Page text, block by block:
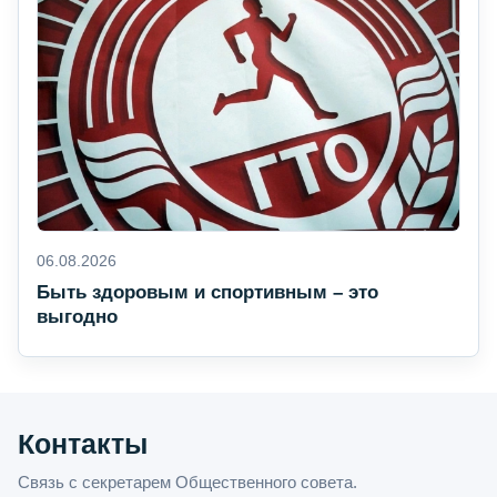
06.08.2026
Быть здоровым и спортивным – это
выгодно
Контакты
Связь с секретарем Общественного совета.